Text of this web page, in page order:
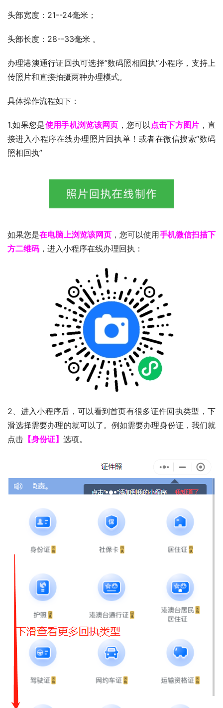
头部宽度：21--24毫米；
头部长度：28--33毫米 。
办理港澳通行证回执可选择”数码照相回执“小程序，支持上
传照片和直接拍摄两种办理模式。
具体操作流程如下：
1.如果您是使用手机浏览该网页 ，您可以 点击下方图片 ，直
接进入小程序在线办理照片回执单！或者在微信搜索“数码
照相回执”
如果您是在电脑上浏览该网页 ，您可以使用手机微信扫描下
方二维码 ，进入小程序在线办理回执：
2、进入小程序后，可以看到首页有很多证件回执类型，下
滑选择需要办理的就可以了。例如需要办理身份证，我们就
点击 【身份证】 选项。